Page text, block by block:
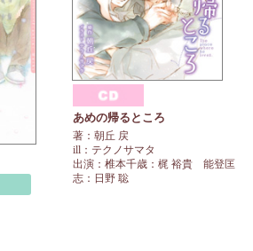
あめの帰るところ
著：朝丘 戻
ill：テクノサマタ
出演：椎本千歳：梶 裕貴 能登匡
志：日野 聡